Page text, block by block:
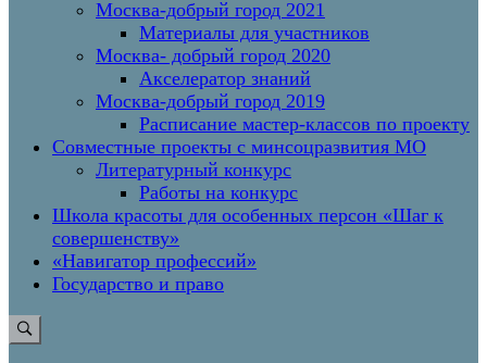
Москва-добрый город 2021
Материалы для участников
Москва- добрый город 2020
Акселератор знаний
Москва-добрый город 2019
Расписание мастер-классов по проекту
Совместные проекты с минсоцразвития МО
Литературный конкурс
Работы на конкурс
Школа красоты для особенных персон «Шаг к
совершенству»
«Навигатор профессий»
Государство и право